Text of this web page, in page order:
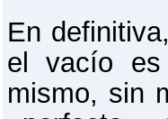
En
el vacío es
mismo, sin